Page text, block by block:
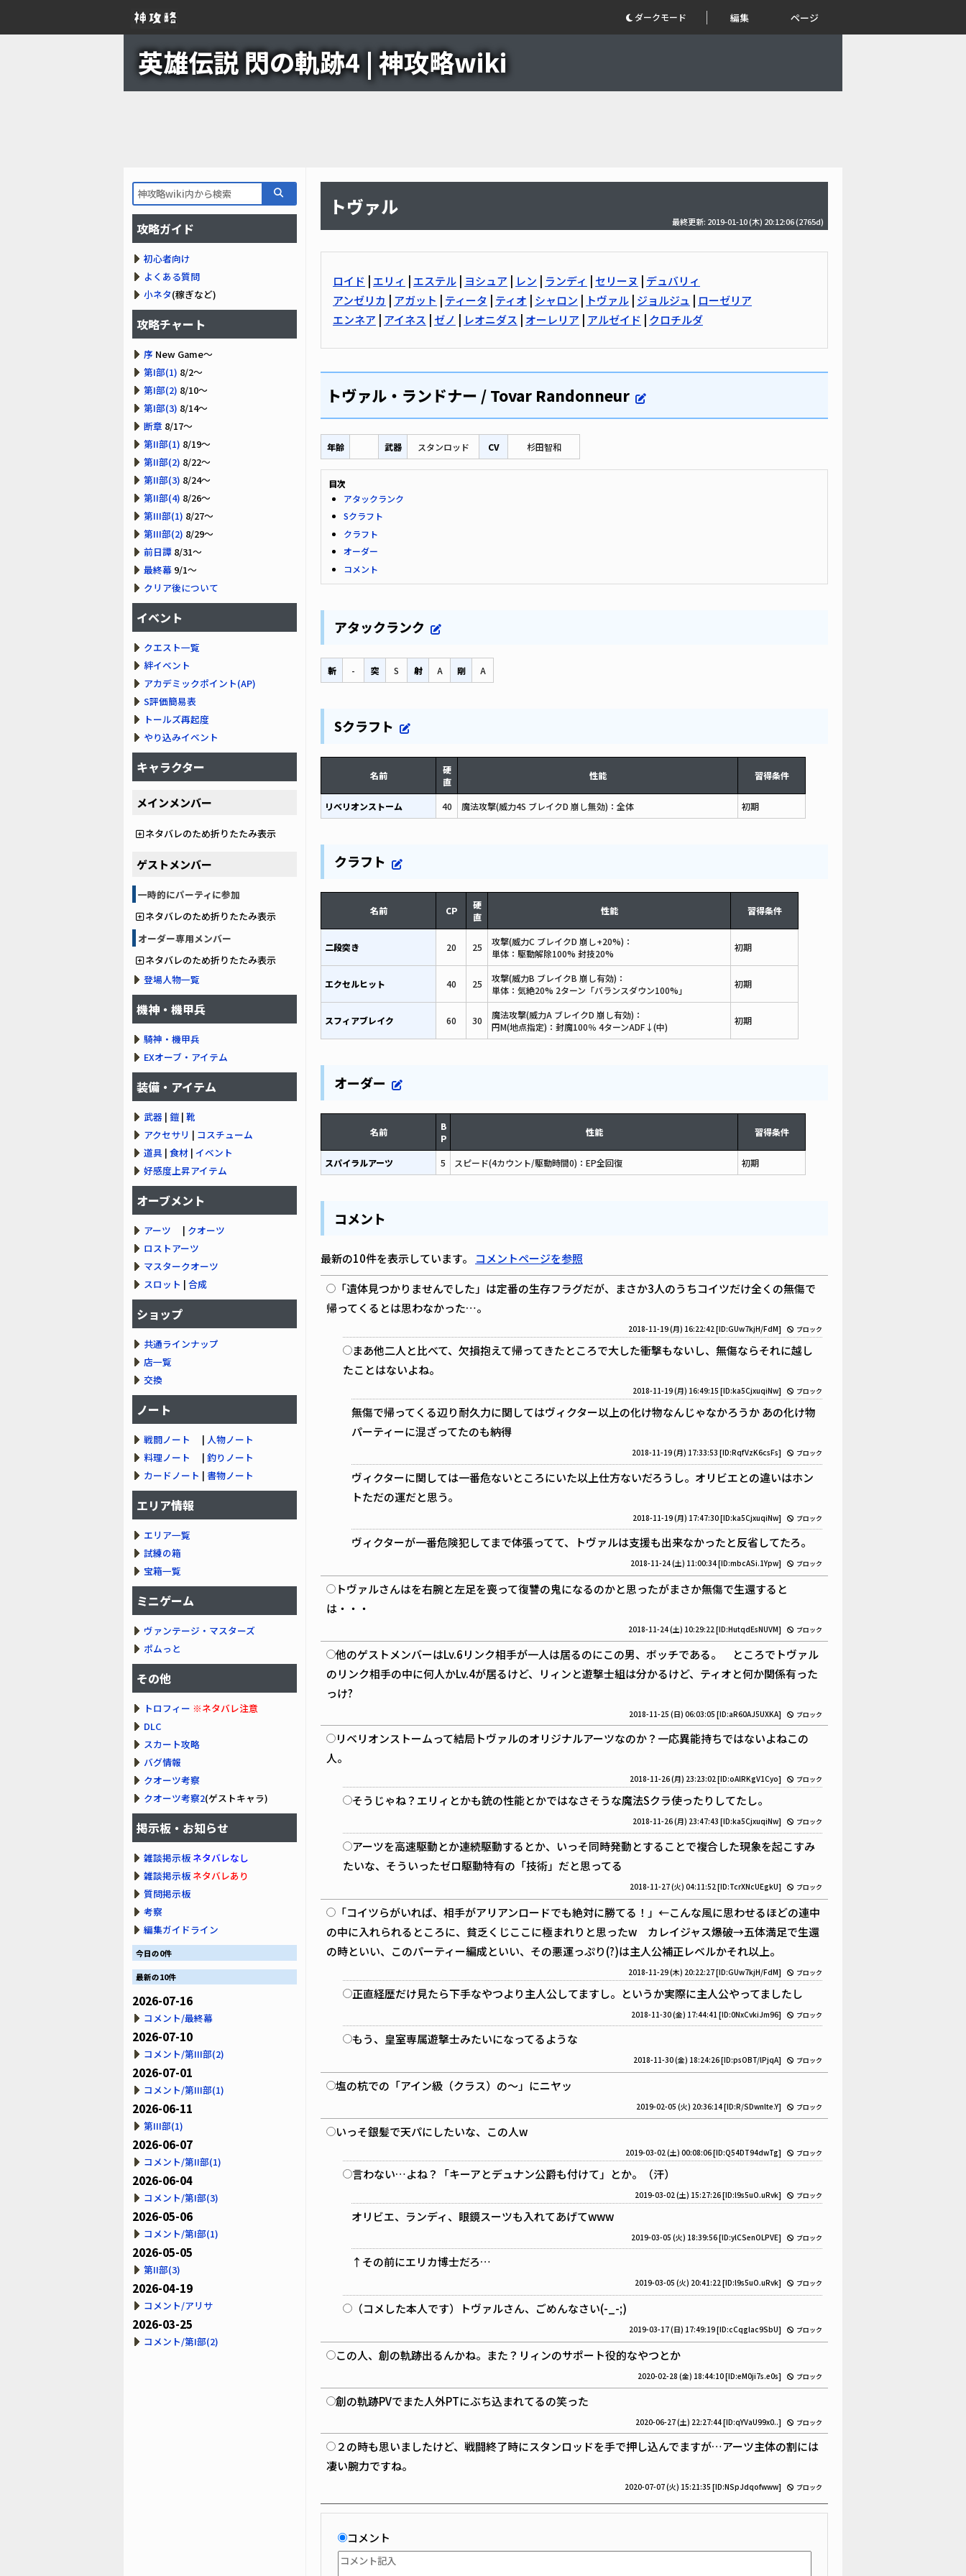
ダークモード 編集 ページ
英雄伝説 閃の軌跡4 | 神攻略wiki
トヴァル
最終更新: 2019-01-10 (木) 20:12:06(2765d)
ロイド エリィ エステル ヨシュア レン ランディ セリーヌ
デュバリィ
アンゼリカ
アガット ティータ ティオ シャロン トヴァル ジョルジュ
ローゼリア
エンネア
アイネス ゼノ レオニダス オーレリア アルゼイド クロチルダ
トヴァル・ランドナー / Tovar Randonneur
年齢 武器 スタンロッド CV 杉田智和
目次
アタックランク
Sクラフト
クラフト
オーダー
コメント
アタックランク
斬 - 突 S 射 A 剛 A
Sクラフト
名前
硬
直
性能 習得条件
リベリオンストーム 40 魔法攻撃(威力4S ブレイクD 崩し無効)：全体 初期
クラフト
名前 CP
硬
直
性能 習得条件
二段突き 20 25
攻撃(威力C ブレイクD 崩し+20%)：
単体：駆動解除100% 封技20%
初期
エクセルヒット 40 25
攻撃(威力B ブレイクB 崩し有効)：
単体：気絶20% 2ターン「バランスダウン100%」
初期
スフィアブレイク 60 30
魔法攻撃(威力A ブレイクD 崩し有効)：
円M(地点指定)：封魔100％ 4ターンADF↓(中)
初期
オーダー
名前
B
P
性能 習得条件
スパイラルアーツ 5 スピード(4カウント/駆動時間0)：EP全回復 初期
コメント
最新の10件を表示しています。 コメントページを参照
「遺体見つかりませんでした」は定番の生存フラグだが、まさか3人のうちコイツだけ全くの無傷で
帰ってくるとは思わなかった…。
2018-11-19 (月) 16:22:42[ID:GUw7kjH/FdM] ブロック
まあ他二人と比べて、欠損抱えて帰ってきたところで大した衝撃もないし、無傷ならそれに越し
たことはないよね。
2018-11-19 (月) 16:49:15 [ID:ka5CjxuqiNw] ブロック
無傷で帰ってくる辺り耐久力に関してはヴィクター以上の化け物なんじゃなかろうか あの化け物
パーティーに混ざってたのも納得
2018-11-19 (月) 17:33:53 [ID:RqfVzK6csFs] ブロック
ヴィクターに関しては一番危ないところにいた以上仕方ないだろうし。オリビエとの違いはホン
トただの運だと思う。
2018-11-19 (月) 17:47:30[ID:ka5CjxuqiNw] ブロック
ヴィクターが一番危険犯してまで体張ってて、トヴァルは支援も出来なかったと反省してたろ。
2018-11-24 (土) 11:00:34[ID:mbcASi.1Ypw] ブロック
トヴァルさんはを右腕と左足を喪って復讐の鬼になるのかと思ったがまさか無傷で生還すると
は・・・
2018-11-24 (土) 10:29:22[ID:HutqdEsNUVM] ブロック
他のゲストメンバーはLv.6リンク相手が一人は居るのにこの男、ボッチである。 ところでトヴァル
のリンク相手の中に何人かLv.4が居るけど、リィンと遊撃士組は分かるけど、ティオと何か関係有った
っけ?
2018-11-25 (日) 06:03:05 [ID:aR60AJ5UXKA] ブロック
リベリオンストームって結局トヴァルのオリジナルアーツなのか？一応異能持ちではないよねこの
人。
2018-11-26 (月) 23:23:02[ID:oAlRKgV1Cyo] ブロック
そうじゃね？エリィとかも銃の性能とかではなさそうな魔法Sクラ使ったりしてたし。
2018-11-26 (月) 23:47:43 [ID:ka5CjxuqiNw] ブロック
アーツを高速駆動とか連続駆動するとか、いっそ同時発動とすることで複合した現象を起こすみ
たいな、そういったゼロ駆動特有の「技術」だと思ってる
2018-11-27 (火) 04:11:52 [ID:TcrXNcUEgkU] ブロック
「コイツらがいれば、相手がアリアンロードでも絶対に勝てる！」←こんな風に思わせるほどの連中
の中に入れられるところに、貧乏くじここに極まれりと思ったw カレイジャス爆破→五体満足で生還
の時といい、このパーティー編成といい、その悪運っぷり(?)は主人公補正レベルかそれ以上。
2018-11-29 (木) 20:22:27[ID:GUw7kjH/FdM] ブロック
正直経歴だけ見たら下手なやつより主人公してますし。というか実際に主人公やってましたし
2018-11-30 (金) 17:44:41 [ID:0NxCvkiJm96] ブロック
もう、皇室専属遊撃士みたいになってるような
2018-11-30 (金) 18:24:26[ID:psOBT/lPjqA] ブロック
塩の杭での「アイン級（クラス）の〜」にニヤッ
2019-02-05 (火) 20:36:14[ID:R/SDwnlte.Y] ブロック
いっそ銀髪で天パにしたいな、この人w
2019-03-02 (土) 00:08:06[ID:Q54DT94dwTg] ブロック
言わない…よね？「キーアとデュナン公爵も付けて」とか。（汗）
2019-03-02 (土) 15:27:26[ID:l9s5uO.uRvk] ブロック
オリビエ、ランディ、眼鏡スーツも入れてあげてwww
2019-03-05 (火) 18:39:56[ID:ylCSenOLPVE] ブロック
↑その前にエリカ博士だろ…
2019-03-05 (火) 20:41:22[ID:l9s5uO.uRvk] ブロック
（コメした本人です）トヴァルさん、ごめんなさい(-_-;)
2019-03-17 (日) 17:49:19[ID:cCqglac9SbU] ブロック
この人、創の軌跡出るんかね。また？リィンのサポート役的なやつとか
2020-02-28 (金) 18:44:10[ID:eM0ji7s.e0s] ブロック
創の軌跡PVでまた人外PTにぶち込まれてるの笑った
2020-06-27 (土) 22:27:44[ID:qYVaU99x0..] ブロック
２の時も思いましたけど、戦闘終了時にスタンロッドを手で押し込んでますが…アーツ主体の割には
凄い腕力ですね。
2020-07-07 (火) 15:21:35 [ID:NSpJdqofwww] ブロック
コメント
攻略ガイド
初心者向け
よくある質問
小ネタ(稼ぎなど)
攻略チャート
序 New Game～
第I部(1) 8/2～
第I部(2) 8/10～
第I部(3) 8/14～
断章 8/17～
第II部(1) 8/19～
第II部(2) 8/22～
第II部(3) 8/24～
第II部(4) 8/26～
第III部(1) 8/27～
第III部(2) 8/29～
前日譚 8/31～
最終幕 9/1～
クリア後について
イベント
クエスト一覧
絆イベント
アカデミックポイント(AP)
S評価簡易表
トールズ再起度
やり込みイベント
キャラクター
メインメンバー
ネタバレのため折りたたみ表示
ゲストメンバー
一時的にパーティに参加
ネタバレのため折りたたみ表示
オーダー専用メンバー
ネタバレのため折りたたみ表示
登場人物一覧
機神・機甲兵
騎神・機甲兵
EXオーブ・アイテム
装備・アイテム
武器 | 鎧 | 靴
アクセサリ | コスチューム
道具 | 食材 | イベント
好感度上昇アイテム
オーブメント
アーツ | クオーツ
ロストアーツ
マスタークオーツ
スロット | 合成
ショップ
共通ラインナップ
店一覧
交換
ノート
戦闘ノート | 人物ノート
料理ノート
| 釣りノート
カードノート | 書物ノート
エリア情報
エリア一覧
試練の箱
宝箱一覧
ミニゲーム
ヴァンテージ・マスターズ
ポムっと
その他
トロフィー ※ネタバレ注意
DLC
スカート攻略
バグ情報
クオーツ考察
クオーツ考察2(ゲストキャラ)
掲示板・お知らせ
雑談掲示板 ネタバレなし
雑談掲示板 ネタバレあり
質問掲示板
考察
編集ガイドライン
今日の0件
最新の10件
2026-07-16
コメント/最終幕
2026-07-10
コメント/第III部(2)
2026-07-01
コメント/第III部(1)
2026-06-11
第III部(1)
2026-06-07
コメント/第II部(1)
2026-06-04
コメント/第I部(3)
2026-05-06
コメント/第I部(1)
2026-05-05
第II部(3)
2026-04-19
コメント/アリサ
2026-03-25
コメント/第I部(2)